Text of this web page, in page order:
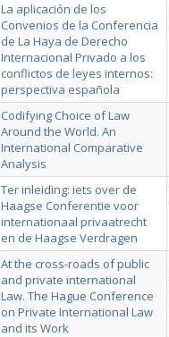
La aplicación de los
Convenios de la Conferencia
de La Haya de Derecho
Internacional Privado a los
conflictos de leyes internos:
perspectiva española
Codifying Choice of Law
Around the World. An
International Comparative
Analysis
Ter inleiding: iets over de
Haagse Conferentie voor
internationaal privaatrecht
en de Haagse Verdragen
At the cross-roads of public
and private international
Law. The Hague Conference
on Private International Law
and its Work